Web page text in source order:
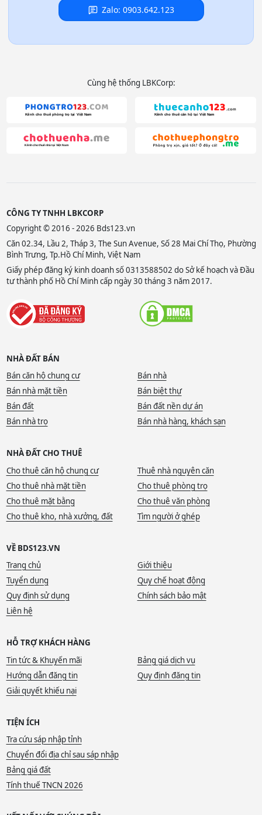
Zalo: 0903.642.123
Cùng hệ thống LBKCorp:
CÔNG TY TNHH LBKCORP
Copyright © 2016 - 2026 Bds123.vn
Căn 02.34, Lầu 2, Tháp 3, The Sun Avenue, Số 28 Mai Chí Thọ, Phường
Bình Trưng, Tp.Hồ Chí Minh, Việt Nam
Giấy phép đăng ký kinh doanh số 0313588502 do Sở kế hoạch và Đầu
tư thành phố Hồ Chí Minh cấp ngày 30 tháng 3 năm 2017.
NHÀ ĐẤT BÁN
Bán căn hộ chung cư
Bán nhà
Bán nhà mặt tiền
Bán biệt thự
Bán đất
Bán đất nền dự án
Bán nhà trọ
Bán nhà hàng, khách sạn
NHÀ ĐẤT CHO THUÊ
Cho thuê căn hộ chung cư
Thuê nhà nguyên căn
Cho thuê nhà mặt tiền
Cho thuê phòng trọ
Cho thuê mặt bằng
Cho thuê văn phòng
Cho thuê kho, nhà xưởng, đất
Tìm người ở ghép
VỀ BDS123.VN
Trang chủ
Giới thiệu
Tuyển dụng
Quy chế hoạt động
Quy định sử dụng
Chính sách bảo mật
Liên hệ
HỖ TRỢ KHÁCH HÀNG
Tin tức & Khuyến mãi
Bảng giá dịch vụ
Hướng dẫn đăng tin
Quy định đăng tin
Giải quyết khiếu nại
TIỆN ÍCH
Tra cứu sáp nhập tỉnh
Chuyển đổi địa chỉ sau sáp nhập
Bảng giá đất
Tính thuế TNCN 2026